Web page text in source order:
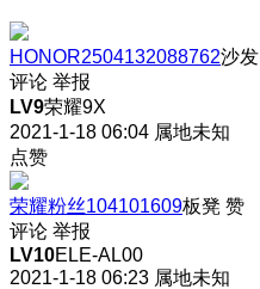
HONOR2504132088762沙发
评论 举报
LV9荣耀9X
2021-1-18 06:04 属地未知
点赞
荣耀粉丝104101609板凳 赞
评论 举报
LV10ELE-AL00
2021-1-18 06:23 属地未知